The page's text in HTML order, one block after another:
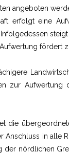
angeboten
erfolgt eine
zur
die
Anschluss in alle
der nördlichen